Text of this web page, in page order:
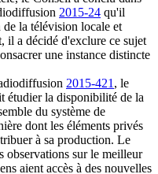
2015-24 qu'il
la télévision locale et
il a décidé d'exclure ce sujet
une instance distincte
2015-421 , le
étudier la disponibilité de la
du système de
dont les éléments privés
à sa production. Le
observations sur le meilleur
aient accès à des nouvelles